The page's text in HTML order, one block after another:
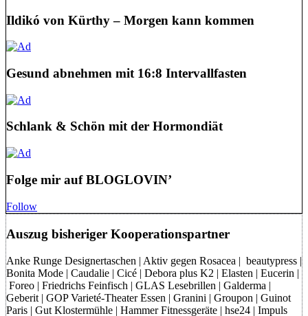
Ildikó von Kürthy – Morgen kann kommen
Gesund abnehmen mit 16:8 Intervallfasten
Schlank & Schön mit der Hormondiät
Folge mir auf BLOGLOVIN’
Follow
Auszug bisheriger Kooperationspartner
Anke Runge Designertaschen | Aktiv gegen Rosacea | beautypress |
Bonita Mode | Caudalie | Cicé | Debora plus K2 | Elasten | Eucerin |
Foreo | Friedrichs Feinfisch | GLAS Lesebrillen | Galderma |
Geberit | GOP Varieté-Theater Essen | Granini | Groupon | Guinot
Paris | Gut Klostermühle | Hammer Fitnessgeräte | hse24 | Impuls